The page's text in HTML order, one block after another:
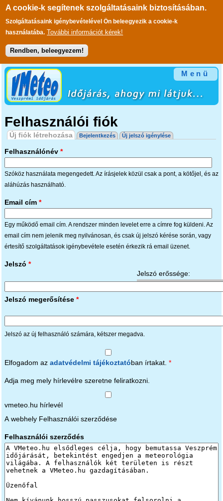
A cookie-k segítenek szolgáltatásaink biztosításában.
Szolgáltatásaink igénybevételével Ön beleegyezik a cookie-k
használatába. További információt kérek!
Rendben, beleegyezem!
Ugrás a tartalomra
Menü
Felhasználói fiók
Elsődleges fülek
Új fiók létrehozása(aktív fül)
Bejelentkezés Új jelszó igénylése
Felhasználónév *
Szóköz használata megengedett. Az írásjelek közül csak a pont, a kötőjel, és az
aláhúzás használható.
Email cím *
Egy működő email cím. A rendszer minden levelet erre a címre fog küldeni. Az
email cím nem jelenik meg nyilvánosan, és csak új jelszó kérése során, vagy
értesítő szolgáltatások igénybevétele esetén érkezik rá email üzenet.
Jelszó erőssége:
Jelszó *
Jelszó megerősítése *
Jelszó az új felhasználó számára, kétszer megadva.
Elfogadom az adatvédelmi tájékoztató ban írtakat. *
Adja meg mely hírlevélre szeretne feliratkozni.
vmeteo.hu hírlevél
A webhely Felhasználói szerződése
Felhasználói szerződés